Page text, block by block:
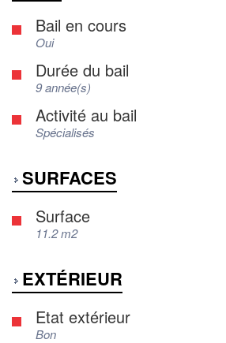
Bail en cours
Oui
Durée du bail
9 année(s)
Activité au bail
Spécialisés
SURFACES
Surface
11.2 m2
EXTÉRIEUR
Etat extérieur
Bon